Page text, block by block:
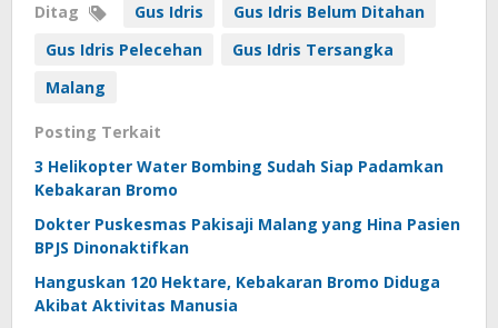
Ditag Gus Idris
Gus Idris Belum Ditahan
Gus Idris Pelecehan
Gus Idris Tersangka
Malang
Posting Terkait
3 Helikopter Water Bombing Sudah Siap Padamkan
Kebakaran Bromo
Dokter Puskesmas Pakisaji Malang yang Hina Pasien
BPJS Dinonaktifkan
Hanguskan 120 Hektare, Kebakaran Bromo Diduga
Akibat Aktivitas Manusia